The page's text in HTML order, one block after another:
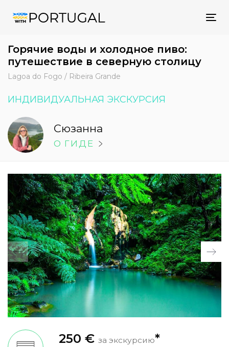
Горячие воды и холодное пиво:
путешествие в северную столицу
Lagoa do Fogo / Ribeira Grande
ИНДИВИДУАЛЬНАЯ ЭКСКУРСИЯ
Сюзанна
O ГИДE
250 € за экскурсию*